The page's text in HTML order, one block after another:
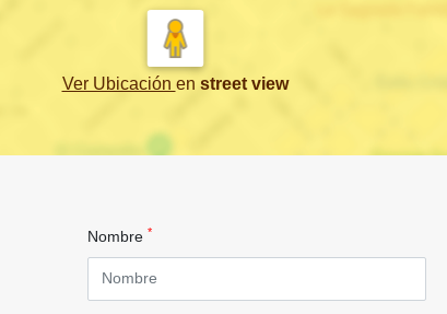
Ver Ubicación en street view
Nombre *